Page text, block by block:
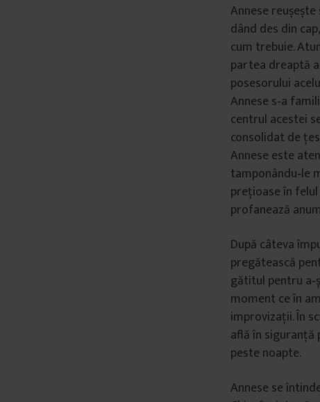
Annese
dând des din
cum trebuie.
partea dreaptă
posesorului
Annese s‑a
centrul acestei
consolidat de
Annese este
tamponându‑le
prețioase în
profanează
După câteva
pregătească
gătitul pentru
moment ce în
improvizații. În
află în siguranță
peste noapte.
Annese se